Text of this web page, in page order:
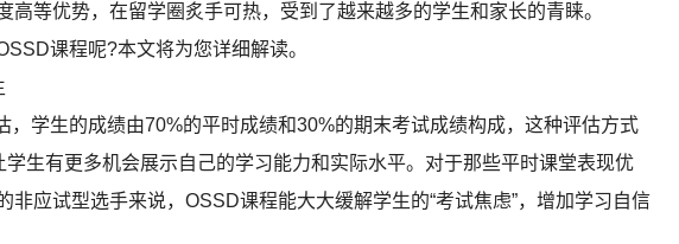
高等优势，在留学圈炙手可热，受到了越来越多的学生和家长的青睐。
课程呢?本文将为您详细解读。
学生的成绩由70%的平时成绩和30%的期末考试成绩构成，这种评估方式
学生有更多机会展示自己的学习能力和实际水平。对于那些平时课堂表现优
非应试型选手来说，OSSD课程能大大缓解学生的“考试焦虑”，增加学习自信